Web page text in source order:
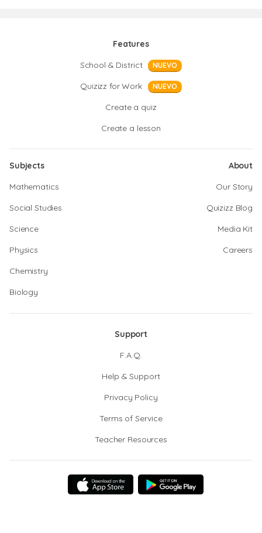
Features
School & District
NUEVO
Quizizz for Work NUEVO
Create a quiz
Create a lesson
Subjects
Mathematics
Social Studies
Science
Physics
Chemistry
Biology
About
Our Story
Quizizz Blog
Media Kit
Careers
Support
F.A.Q.
Help & Support
Privacy Policy
Terms of Service
Teacher Resources